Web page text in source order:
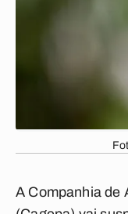
A Companhia de